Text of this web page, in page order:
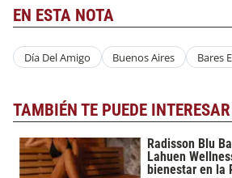
EN ESTA NOTA
Día Del Amigo Buenos Aires Bares
TAMBIÉN TE PUEDE INTERESAR
Radisson Blu
Lahuen
bienestar en la